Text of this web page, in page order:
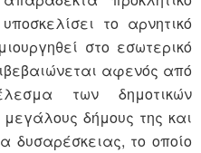
το αρνητικό
στο εσωτερικό
αφενός από
των δημοτικών
δήμους της και
το οποίο